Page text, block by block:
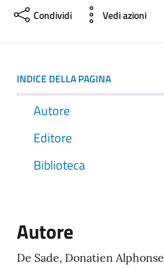
Condividi Vedi azioni
INDICE DELLA PAGINA
Autore
Editore
Biblioteca
Autore
De Sade, Donatien Alphonse